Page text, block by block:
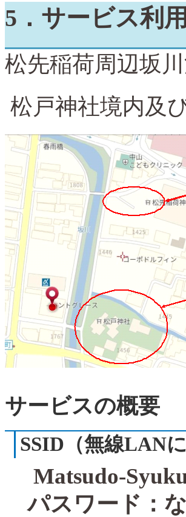
5 ．サービス利
松先稲荷周辺坂
松戸神社境内及
サービスの概要
SSID （無線LAN
Matsudo-
パスワード：